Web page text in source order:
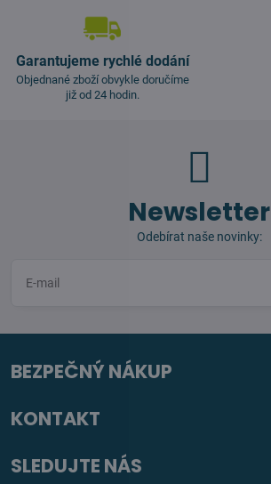
Garantujeme rychlé dodání
Objednané zboží obvykle doručíme
již od 24 hodin.
Newsletter
Odebírat naše novinky:
BEZPEČNÝ NÁKUP
KONTAKT
SLEDUJTE NÁS